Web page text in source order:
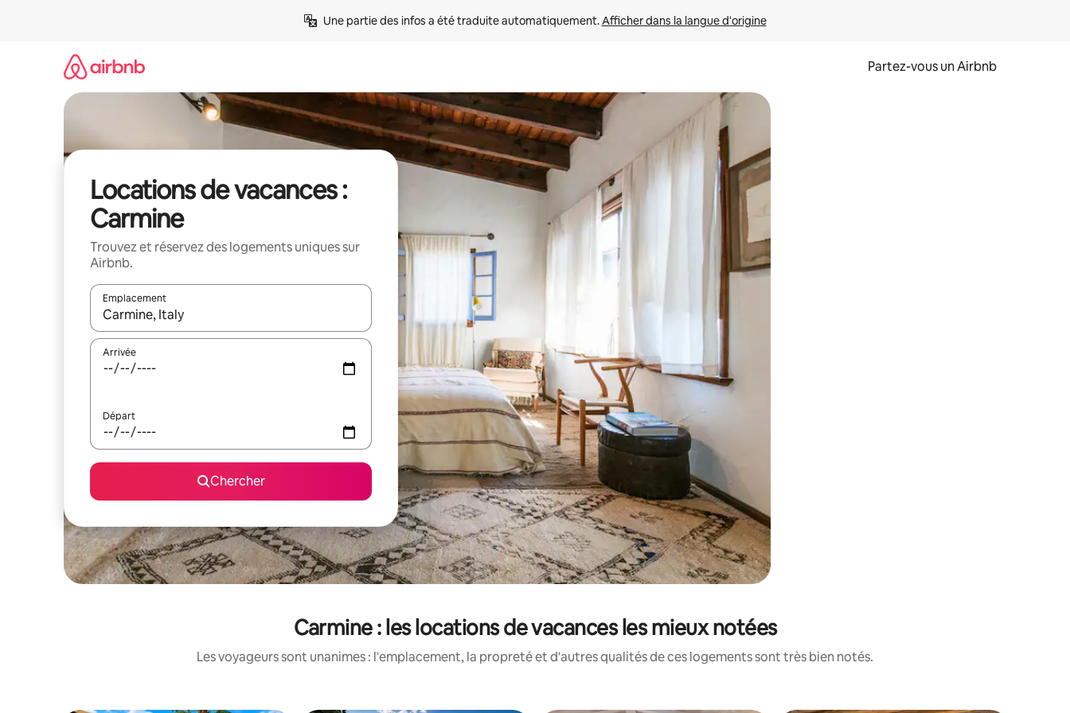
Une partie des infos a été traduite automatiquement. Afficher dans la langue d'origine
Partez-vous un Airbnb
Locations de vacances :
Carmine
Trouvez et réservez des logements uniques sur
Airbnb.
Emplacement
Quand les résultats sont affichés, parcourez-les en utilisant les flèches vers le haut et vers le bas, ou en appuyant dessus et en les faisant glisser.
Arrivée
Départ
Chercher
Carmine : les locations de vacances les mieux notées
Les voyageurs sont unanimes : l'emplacement, la propreté et d'autres qualités de ces logements sont très bien notés.